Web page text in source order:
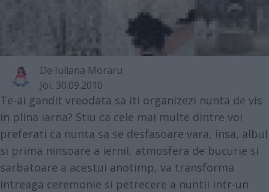
De Iuliana Moraru
Joi, 30.09.2010
Te-ai gandit vreodata sa iti organizezi nunta de vis
in plina iarna? Stiu ca cele mai multe dintre voi
preferati ca nunta sa se desfasoare vara, insa, albul
si prima ninsoare a iernii, atmosfera de bucurie si
sarbatoare a acestui anotimp, va transforma
intreaga ceremonie si petrecere a nuntii intr-un